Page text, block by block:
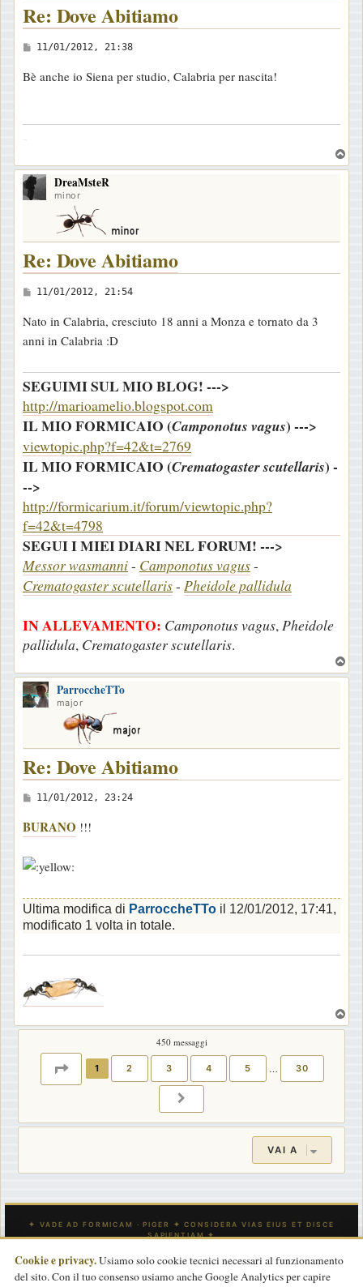
Re: Dove Abitiamo
M
s
a
i
o
11/01/2012, 21:38
Bè anche io Siena per studio, Calabria per nascita!
o
DreaMsteR
minor
Re: Dove Abitiamo
M
s
s
g
g
i
o
11/01/2012, 21:54
Nato in Calabria, cresciuto 18 anni a Monza e tornato da 3
anni in Calabria :D
SEGUIMI SUL MIO BLOG! --->
http://marioamelio.blogspot.com
IL MIO FORMICAIO (Camponotus vagus) --->
viewtopic.php?f=42&t=2769
IL MIO FORMICAIO (Crematogaster scutellaris) -
-->
http://formicarium.it/forum/viewtopic.php?
f=42&t=4798
SEGUI I MIEI DIARI NEL FORUM! --->
Messor wasmanni- Camponotus vagus-
Crematogaster scutellaris- Pheidole pallidula
IN ALLEVAMENTO: Camponotus vagus, Pheidole
pallidula, Crematogaster scutellaris.
o
ParroccheTTo
major
Re: Dove Abitiamo
M
s
s
a
g
i
11/01/2012, 23:24
BURANO !!!
Ultima modifica di ParroccheTTo il 12/01/2012, 17:41,
modificato 1 volta in totale.
o
450 messaggi
PAGINA DI
1 2 3 4 5 … 30
VAI A
INDICE Tutti gli orari sonoUTC
CONTATTACI
Cookie e privacy.Usiamo solo cookie tecnici necessari al funzionamento
del sito. Con il tuo consenso usiamo anche Google Analytics per capire